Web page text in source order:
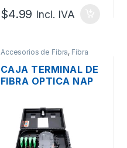
$4.99 Incl. IVA
Accesorios de Fibra, Fibra
CAJA TERMINAL DE
FIBRA OPTICA NAP
2IN/24OUT, 4
BANDEJAS DE
FUSIÓN, TUBILLOS